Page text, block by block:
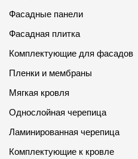
Фасадные панели
Фасадная плитка
Комплектующие для фасадов
Пленки и мембраны
Мягкая кровля
Однослойная черепица
Ламинированная черепица
Комплектующие к кровле